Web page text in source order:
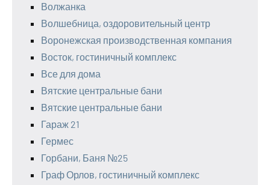
Волжанка
Волшебница, оздоровительный центр
Воронежская производственная компания
Восток, гостиничный комплекс
Все для дома
Вятские центральные бани
Вятские центральные бани
Гараж 21
Гермес
Горбани, Баня №25
Граф Орлов, гостиничный комплекс